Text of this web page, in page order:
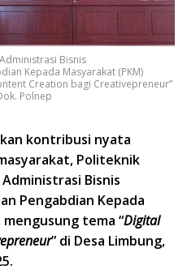
Bisnis
Kepada Masyarakat (PKM)
Creation bagi Creativepreneur”
Polnep
kontribusi nyata
Politeknik
Bisnis
Pengabdian Kepada
tema “Digital
” di Desa Limbung,